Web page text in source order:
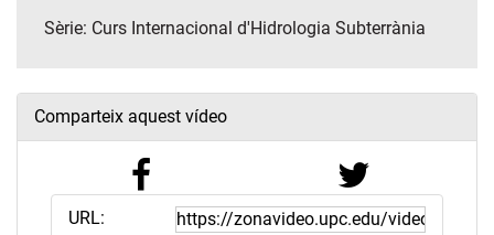
Sèrie: Curs Internacional d'Hidrologia Subterrània
Comparteix aquest vídeo
URL: